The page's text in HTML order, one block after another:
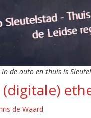
In de auto en thuis is
de Waard